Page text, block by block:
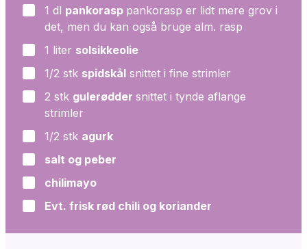
▢
1 dl pankorasp pankorasp er lidt mere grov i
det, men du kan også bruge alm. rasp
▢
1 liter solsikkeolie
▢
1/2 stk spidskål snittet i fine strimler
▢
2 stk gulerødder snittet i tynde aflange
strimler
▢
1/2 stk agurk
▢
salt og peber
▢
chilimayo
▢
Evt. frisk rød chili og koriander